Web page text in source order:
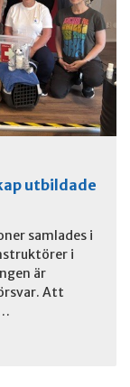
utbildade
samlades i
i
är
Att